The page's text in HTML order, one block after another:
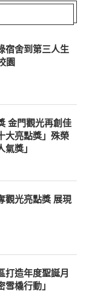
宿舍到第三人生
園
金門觀光再創佳
大亮點獎」殊榮
獎」
觀光亮點獎 展現
打造年度聖誕月
橇行動」